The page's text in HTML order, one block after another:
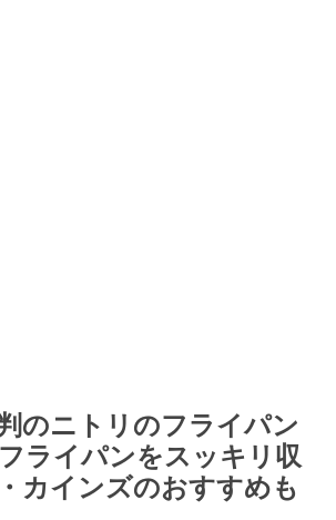
のニトリのフライパン
ライパンをスッキリ収
カインズのおすすめも